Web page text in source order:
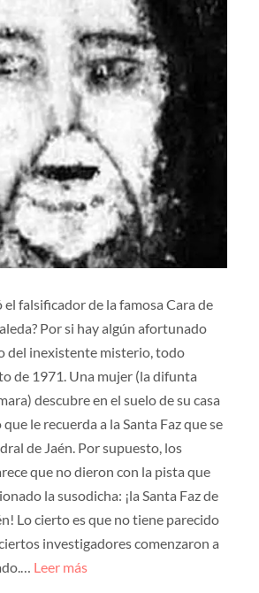
el falsificador de la famosa Cara de
Por si hay algún afortunado
del inexistente misterio, todo
de 1971. Una mujer (la difunta
descubre en el suelo de su casa
le recuerda a la Santa Faz que se
de Jaén. Por supuesto, los
que no dieron con la pista que
la susodicha: ¡la Santa Faz de
Lo cierto es que no tiene parecido
investigadores comenzaron a
Leer más